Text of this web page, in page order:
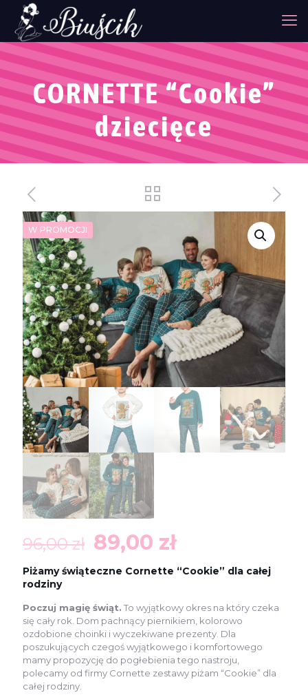
CORNETTE “Cookie”
dziecięce
W PROMOCJI
96,00zł Pierwotna
cena
wynosiła:
96,00 zł.
89,00 złAktualna
cena
wynosi:
89,00 zł.
Piżamy świąteczne Cornette “Cookie” dla całej
rodziny
Poczuj magię świąt. To wyjątkowy okres na który czeka
się cały rok. Dom pachnący piernikiem, kolorowo
ozdobione choinki i wyczekiwane prezenty. Dla
poszukujących czegoś wyjątkowego i komfortowego
mamy propozycję do pogłebienia tego nastroju,
polecamy od firmy Cornette zestawy piżam “Cookie” dla
całej rodziny.